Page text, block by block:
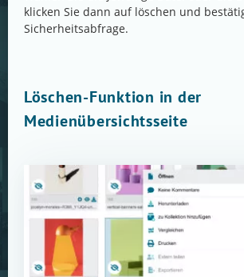
klicken Sie dann auf löschen und
Sicherheitsabfrage.
Löschen-Funktion in der
Medienübersichtsseite